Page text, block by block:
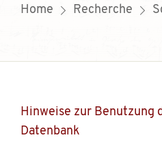
Home Recherche
Hinweise zur Benutzung
Datenbank